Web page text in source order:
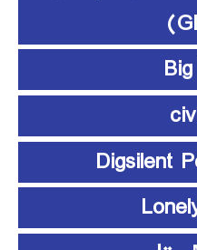
Digsilent